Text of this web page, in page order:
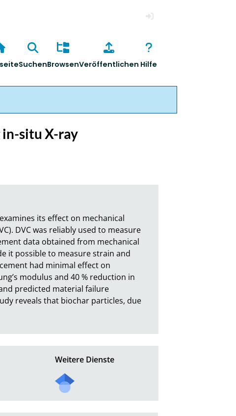
SuchenBrowsenVeröffentlichen Hilfe
in-situ X-ray
its effect on mechanical
DVC was reliably used to measure
data obtained from mechanical
it possible to measure strain and
had minimal effect on
modulus and 40 % reduction in
predicted material failure
reveals that biochar particles, due
Weitere Dienste